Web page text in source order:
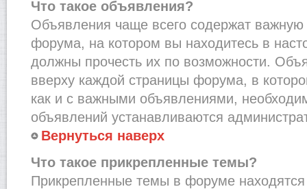
Что такое объявления?
Объявления чаще всего содержат
форума, на котором вы находитесь в
должны прочесть их по возможности.
вверху каждой страницы форума, в
как и с важными объявлениями,
объявлений устанавливаются
Вернуться наверх
Что такое прикрепленные темы?
Прикрепленные темы в форуме